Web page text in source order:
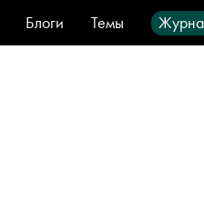
Блоги Темы
Стиль
Видео